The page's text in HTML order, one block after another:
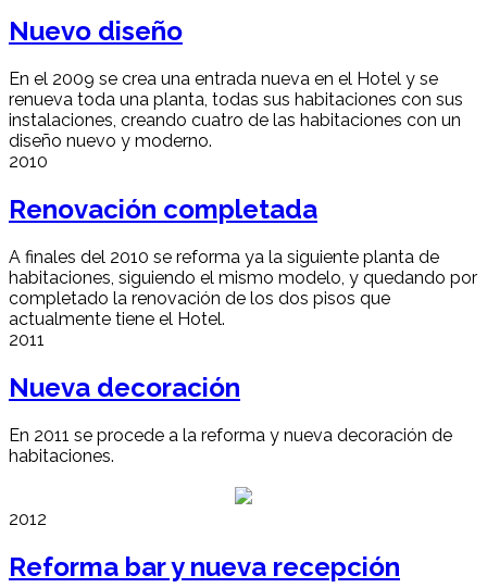
Nuevo diseño
En el 2009 se crea una entrada nueva en el Hotel y se
renueva toda una planta, todas sus habitaciones con sus
instalaciones, creando cuatro de las habitaciones con un
diseño nuevo y moderno.
2010
Renovación completada
A finales del 2010 se reforma ya la siguiente planta de
habitaciones, siguiendo el mismo modelo, y quedando por
completado la renovación de los dos pisos que
actualmente tiene el Hotel.
2011
Nueva decoración
En 2011 se procede a la reforma y nueva decoración de
habitaciones.
2012
Reforma bar y nueva recepción